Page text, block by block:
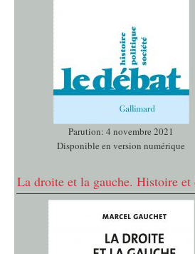
Parution: 4 novembre 2021
Disponible en version numérique
La droite et la gauche. Histoire et